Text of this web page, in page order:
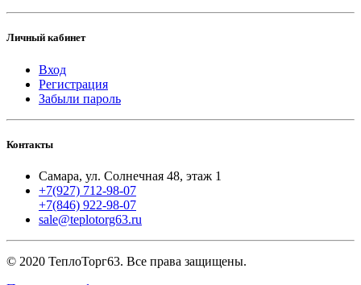
Личный кабинет
Вход
Регистрация
Забыли пароль
Контакты
Самара, ул. Солнечная 48, этаж 1
+7(927) 712-98-07
+7(846) 922-98-07
sale@teplotorg63.ru
© 2020 ТеплоТорг63. Все права защищены.